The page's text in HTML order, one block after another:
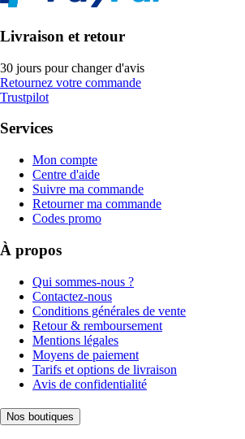
Livraison et retour
30 jours pour changer d'avis
Retournez votre commande
Trustpilot
Services
Mon compte
Centre d'aide
Suivre ma commande
Retourner ma commande
Codes promo
À propos
Qui sommes-nous ?
Contactez-nous
Conditions générales de vente
Retour & remboursement
Mentions légales
Moyens de paiement
Tarifs et options de livraison
Avis de confidentialité
Nos boutiques